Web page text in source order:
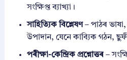
সংক্ষিপ্ত ব্যাখ্যা।
সাহিত্যিক বিশ্লেষণ– পাঠৰ
উপাদান, যেনে কাব্যিক গঠন,
পৰীক্ষা-কেন্দ্ৰিক প্ৰশ্নোত্তৰ–